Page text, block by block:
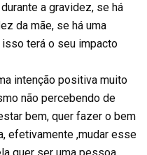
a gravidez, se há
da mãe, se há uma
isso terá o seu impacto
intenção positiva muito
não percebendo de
bem, quer fazer o bem
efetivamente ,mudar esse